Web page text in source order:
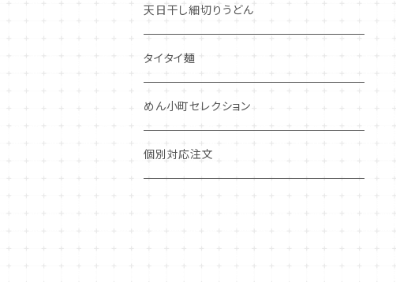
天日干し細切りうどん
タイタイ麺
めん小町セレクション
個別対応注文